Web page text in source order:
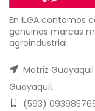
En ILGA contamos
genuinas marcas
agroindustrial.
Matriz
Guayaquil,
(593)